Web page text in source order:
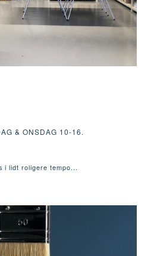
& ONSDAG 10-16.
i lidt roligere tempo...